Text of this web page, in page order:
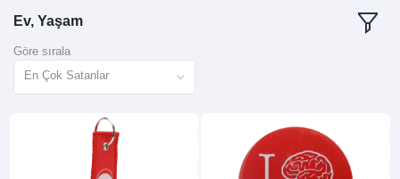
Ev, Yaşam
Göre sırala
En Çok Satanlar